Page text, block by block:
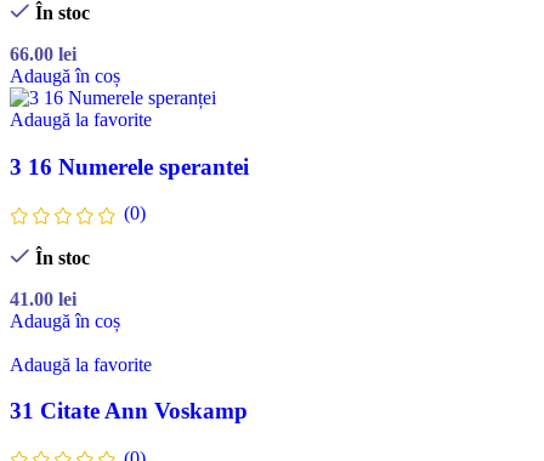
În stoc
66.00 lei
Adaugă în coș
Adaugă la favorite
3 16 Numerele sperantei
(0)
În stoc
41.00 lei
Adaugă în coș
Adaugă la favorite
31 Citate Ann Voskamp